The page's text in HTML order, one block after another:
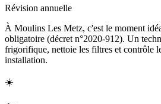
Révision annuelle
À Moulins Les Metz, c'est le moment
obligatoire (décret n°2020-912). Un
frigorifique, nettoie les filtres et contrôle
installation.
☀️